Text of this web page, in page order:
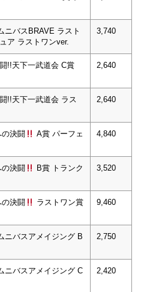
ニバスBRAVE ラスト
ア ラストワンver.
3,740
!!天下一武道会 C賞
2,640
!!天下一武道会 ラス
2,640
決闘
A賞 パーフェ
4,840
決闘
B賞 トランク
3,520
決闘
ラストワン賞
9,460
ニバスアメイジング B
2,750
ニバスアメイジング C
2,420